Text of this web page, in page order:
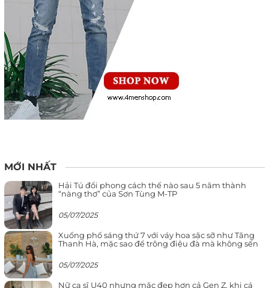
MỚI NHẤT
Hải Tú đổi phong cách thế nào sau 5 năm thành
“nàng thơ” của Sơn Tùng M-TP
05/07/2025
Xuống phố sáng thứ 7 với váy hoa sặc sỡ như Tăng
Thanh Hà, mặc sao để trông điệu đà mà không sến
05/07/2025
Nữ ca sĩ U40 nhưng mặc đẹp hơn cả Gen Z, khi cá